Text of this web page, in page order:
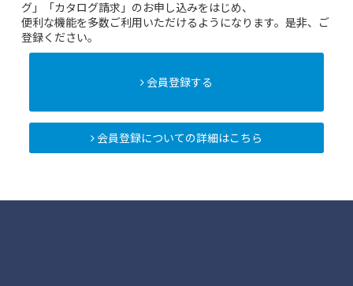
グ」「カタログ請求」のお申し込みをはじめ、
便利な機能を多数ご利用いただけるようになります。是非、ご
登録ください。
会員登録する
会員登録についての詳細はこちら